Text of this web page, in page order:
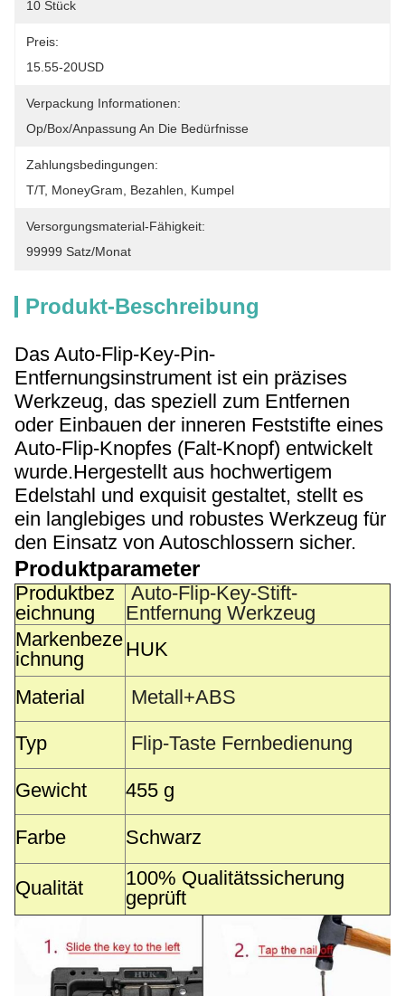
10 Stück
Preis:
15.55-20USD
Verpackung Informationen:
Op/Box/Anpassung An Die Bedürfnisse
Zahlungsbedingungen:
T/T, MoneyGram, Bezahlen, Kumpel
Versorgungsmaterial-Fähigkeit:
99999 Satz/Monat
Produkt-Beschreibung
Das Auto-Flip-Key-Pin-
Entfernungsinstrument ist ein präzises
Werkzeug, das speziell zum Entfernen
oder Einbauen der inneren Feststifte eines
Auto-Flip-Knopfes (Falt-Knopf) entwickelt
wurde.Hergestellt aus hochwertigem
Edelstahl und exquisit gestaltet, stellt es
ein langlebiges und robustes Werkzeug für
den Einsatz von Autoschlossern sicher.
Produktparameter
Produktbez
eichnung
Auto-Flip-Key-Stift-
Entfernung Werkzeug
Markenbeze
ichnung
HUK
Material Metall+ABS
Typ Flip-Taste Fernbedienung
Gewicht 455 g
Farbe Schwarz
Qualität
100% Qualitätssicherung
geprüft